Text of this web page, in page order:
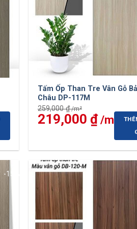
Tấm Ốp Than Tre Vân Gỗ
Châu DP-117M
259,000₫
Giá
gốc
219,000 ₫
Giá
hiện
-15%